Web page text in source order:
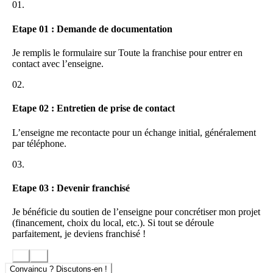
bières. Notamment des bières américaines artisanales.
composé de13 items et un prix d’appel à 8,50 € le midi.
EN MAIN !
Une gamme de produits complète aux couleurs de la marque :
vaisselles, tenues équipiers, tablettes tactiles, totems,menus
Une carte mise à jour régulièrement
Un site Internet responsive national avec un accès régional
Des emailings, des jeux concours
Des soirées à thème
AVANTAGES A REJOINDRE HOLLY’S DINER :
Responsabilité Sociétale des Entreprises autour d’un climat
01.
Etape 01 : Demande de documentation
Je remplis le formulaire sur Toute la franchise pour entrer en
contact avec l’enseigne.
02.
Etape 02 : Entretien de prise de contact
L’enseigne me recontacte pour un échange initial, généralement
par téléphone.
03.
Etape 03 : Devenir franchisé
Je bénéficie du soutien de l’enseigne pour concrétiser mon projet
(financement, choix du local, etc.). Si tout se déroule
parfaitement, je deviens franchisé !
Convaincu ? Discutons-en !